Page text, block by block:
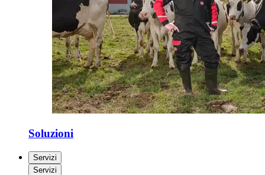
Soluzioni
Servizi
Servizi